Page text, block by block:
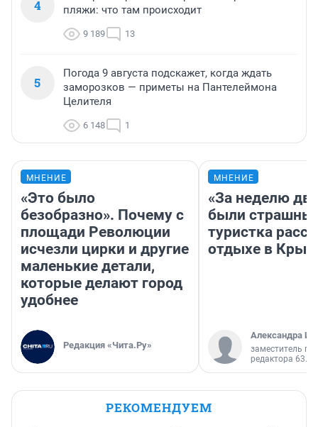
4
пляжи: что там происходит
9 189 13
5
Погода 9 августа подскажет, когда ждать
заморозков — приметы на Пантелеймона
Целителя
6 148 1
МНЕНИЕ
«Это было
безобразно». Почему с
площади Революции
исчезли цирки и другие
маленькие детали,
которые делают город
удобнее
Редакция «Чита.Ру»
МНЕНИЕ
«За неделю
были
туристка
отдыхе в
Александра
заместитель
редактора 63.RU
РЕКОМЕНДУЕМ